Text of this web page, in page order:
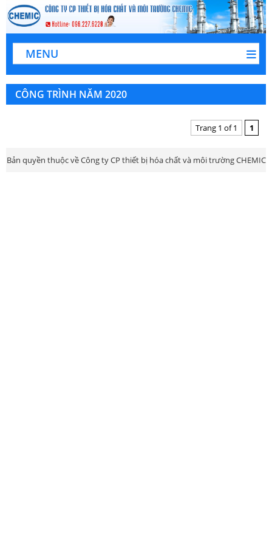
MENU
CÔNG TRÌNH NĂM 2020
Trang 1 of 1 1
Bản quyền thuộc về Công ty CP thiết bị hóa chất và môi trường CHEMIC